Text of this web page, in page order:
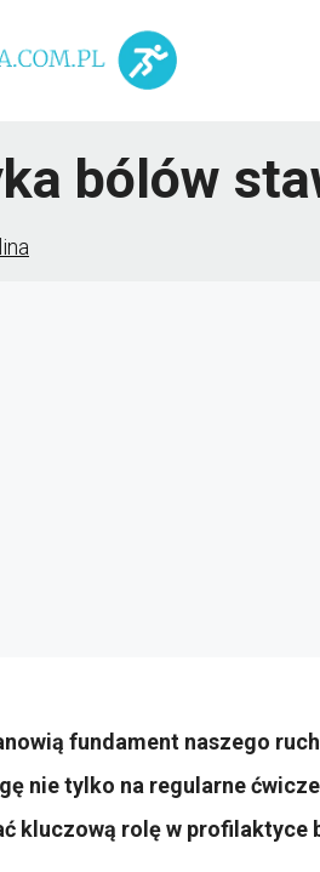
bólów
fundament naszego
nie tylko na regularne
kluczową rolę w profilaktyce